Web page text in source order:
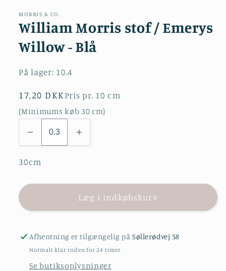
iMORRIS & CO.
William Morris stof / Emerys
Willow - Blå
På lager: 10.4
Normalpris
17,20 DKKPris pr. 10 cm
(Minimums køb 30 cm)
30cm
Læg i indkøbskurv
Afhentning er tilgængelig påSøllerødvej 58
Normalt klar inden for 24 timer
Se butiksoplysninger